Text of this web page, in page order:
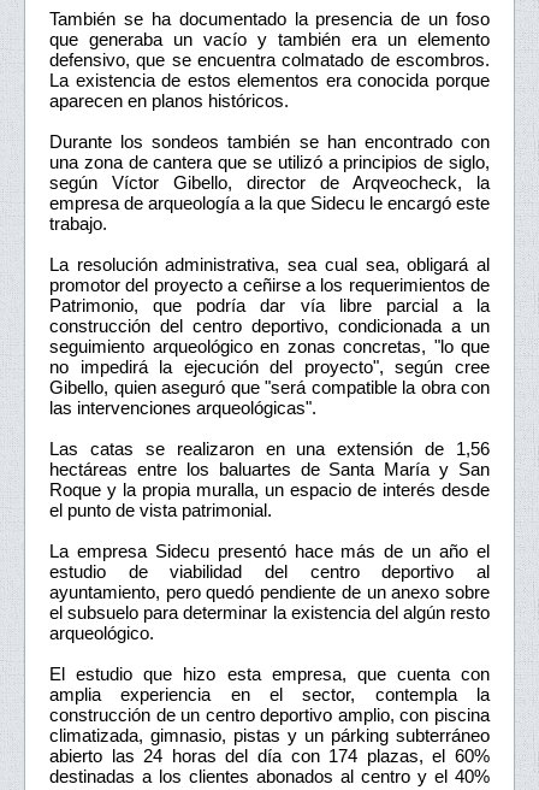
También se ha documentado la presencia de un foso
que generaba un vacío y también era un elemento
defensivo, que se encuentra colmatado de escombros.
La existencia de estos elementos era conocida porque
aparecen en planos históricos.
Durante los sondeos también se han encontrado con
una zona de cantera que se utilizó a principios de siglo,
según Víctor Gibello, director de Arqveocheck, la
empresa de arqueología a la que Sidecu le encargó este
trabajo.
La resolución administrativa, sea cual sea, obligará al
promotor del proyecto a ceñirse a los requerimientos de
Patrimonio, que podría dar vía libre parcial a la
construcción del centro deportivo, condicionada a un
seguimiento arqueológico en zonas concretas, "lo que
no impedirá la ejecución del proyecto", según cree
Gibello, quien aseguró que "será compatible la obra con
las intervenciones arqueológicas".
Las catas se realizaron en una extensión de 1,56
hectáreas entre los baluartes de Santa María y San
Roque y la propia muralla, un espacio de interés desde
el punto de vista patrimonial.
La empresa Sidecu presentó hace más de un año el
estudio de viabilidad del centro deportivo al
ayuntamiento, pero quedó pendiente de un anexo sobre
el subsuelo para determinar la existencia del algún resto
arqueológico.
El estudio que hizo esta empresa, que cuenta con
amplia experiencia en el sector, contempla la
construcción de un centro deportivo amplio, con piscina
climatizada, gimnasio, pistas y un párking subterráneo
abierto las 24 horas del día con 174 plazas, el 60%
destinadas a los clientes abonados al centro y el 40%